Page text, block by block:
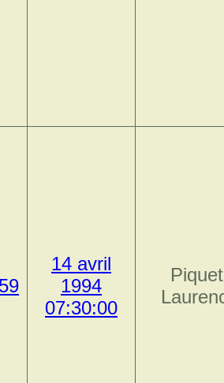
14 avril
1994
07:30:00